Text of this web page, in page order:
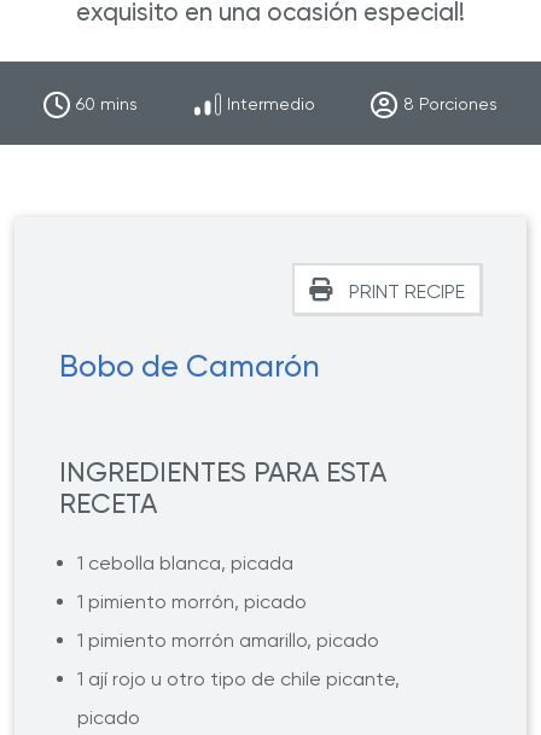
exquisito en una ocasión especial!
60 mins Intermedio 8 Porciones
PRINT RECIPE
Bobo de Camarón
INGREDIENTES PARA ESTA
RECETA
1 cebolla blanca, picada
1 pimiento morrón, picado
1 pimiento morrón amarillo, picado
1 ají rojo u otro tipo de chile picante,
picado